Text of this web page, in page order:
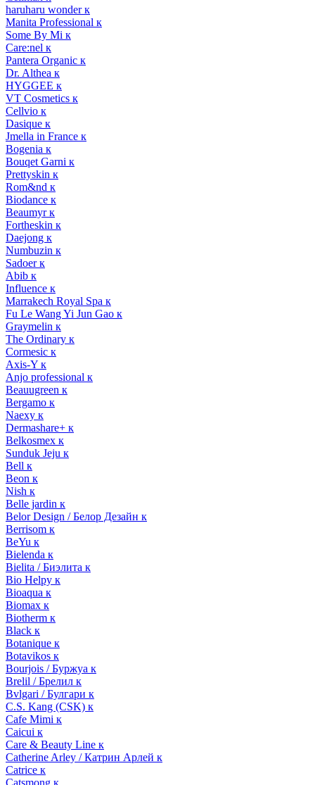
haruharu wonder к
Manita Professional к
Some By Mi к
Care:nel к
Pantera Organic к
Dr. Althea к
HYGGEE к
VT Cosmetics к
Cellvio к
Dasique к
Jmella in France к
Bogenia к
Bouqet Garni к
Prettyskin к
Rom&nd к
Biodance к
Beaumyr к
Fortheskin к
Daejong к
Numbuzin к
Sadoer к
Abib к
Influence к
Marrakech Royal Spa к
Fu Le Wang Yi Jun Gao к
Graymelin к
The Ordinary к
Cormesic к
Axis-Y к
Anjo professional к
Beauugreen к
Bergamo к
Naexy к
Dermashare+ к
Belkosmex к
Sunduk Jeju к
Bell к
Beon к
Nish к
Belle jardin к
Belor Design / Белор Дезайн к
Berrisom к
BeYu к
Bielenda к
Bielita / Биэлита к
Bio Helpy к
Bioaqua к
Biomax к
Biotherm к
Black к
Botanique к
Botavikos к
Bourjois / Буржуа к
Brelil / Брелил к
Bvlgari / Булгари к
C.S. Kang (CSK) к
Cafe Mimi к
Caicui к
Care & Beauty Line к
Catherine Arley / Катрин Арлей к
Catrice к